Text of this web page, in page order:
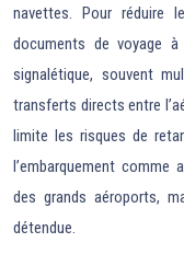
navettes. Pour réduire
documents de voyage
signalétique, souvent
transferts directs entre
limite les risques de
l’embarquement comme
des grands aéroports,
détendue.